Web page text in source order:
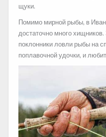
щуки.
Помимо мирной рыбы, в
достаточно много хищников.
поклонники ловли рыбы на
поплавочной удочки, и